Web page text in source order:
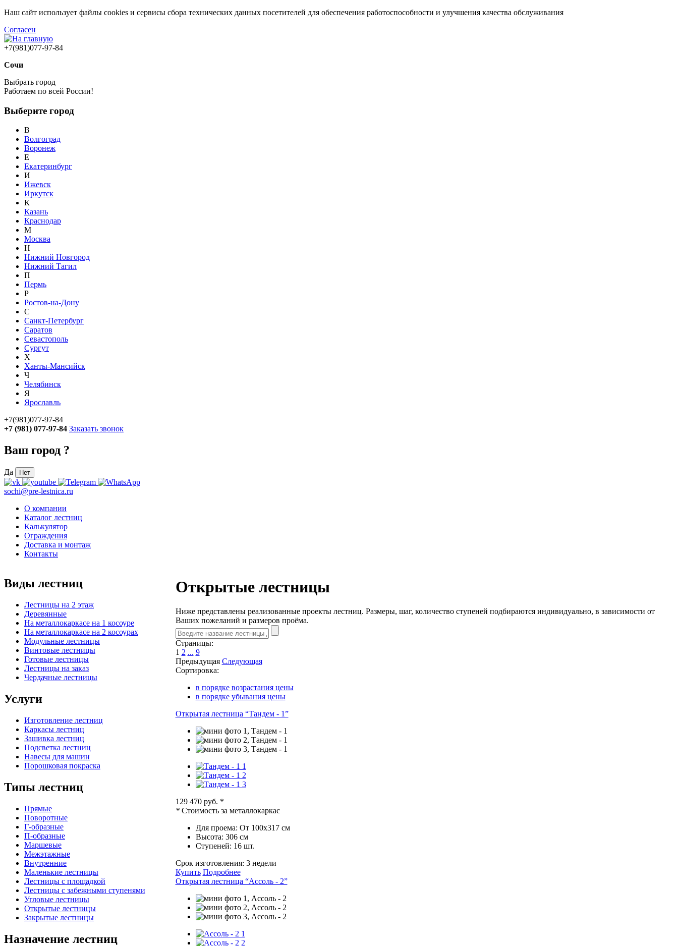
Наш сайт использует файлы cookies и сервисы сбора технических данных посетителей для обеспечения работоспособности и улучшения качества обслуживания
Согласен
+7(981)077-97-84
Сочи
Выбрать город
Работаем по всей России!
Выберите город
В
Волгоград
Воронеж
Е
Екатеринбург
И
Ижевск
Иркутск
К
Казань
Краснодар
М
Москва
Н
Нижний Новгород
Нижний Тагил
П
Пермь
Р
Ростов-на-Дону
С
Санкт-Петербург
Саратов
Севастополь
Сургут
Х
Ханты-Мансийск
Ч
Челябинск
Я
Ярославль
+7(981)077-97-84
+7 (981) 077-97-84 Заказать звонок
Ваш город ?
Да Нет
sochi@pre-lestnica.ru
О компании
Каталог лестниц
Калькулятор
Ограждения
Доставка и монтаж
Контакты
Виды лестниц
Лестницы на 2 этаж
Деревянные
На металлокаркасе на 1 косоуре
На металлокаркасе на 2 косоурах
Модульные лестницы
Винтовые лестницы
Готовые лестницы
Лестницы на заказ
Чердачные лестницы
Услуги
Изготовление лестниц
Каркасы лестниц
Зашивка лестниц
Подсветка лестниц
Навесы для машин
Порошковая покраска
Типы лестниц
Прямые
Поворотные
Г-образные
П-образные
Маршевые
Межэтажные
Внутренние
Маленькие лестницы
Лестницы с площадкой
Лестницы с забежными ступенями
Угловые лестницы
Открытые лестницы
Закрытые лестницы
Назначение лестниц
Открытые лестницы
Ниже представлены реализованные проекты лестниц. Размеры, шаг, количество ступеней подбираются индивидуально, в зависимости от
Ваших пожеланий и размеров проёма.
Страницы:
1 2 ... 9
Предыдущая Следующая
Сортировка:
в порядке возрастания цены
в порядке убывания цены
Открытая лестница “Тандем - 1”
129 470 руб. *
*Стоимость за металлокаркас
Для проема: От 100х317 см
Высота: 306 см
Ступеней: 16 шт.
Срок изготовления: 3 недели
Купить Подробнее
Открытая лестница “Ассоль - 2”